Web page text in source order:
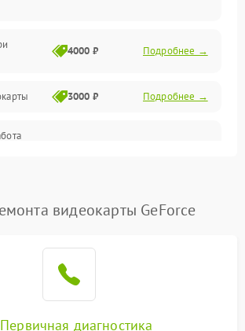
4000 ₽ Подробнее →
3000 ₽ Подробнее →
видеокарты GeForce
диагностика